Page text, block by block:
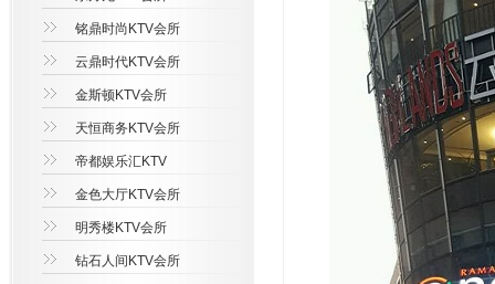
铭鼎时尚KTV会所
云鼎时代KTV会所
金斯顿KTV会所
天恒商务KTV会所
帝都娱乐汇KTV
金色大厅KTV会所
明秀楼KTV会所
钻石人间KTV会所